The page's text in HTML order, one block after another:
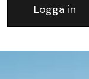
Logga in